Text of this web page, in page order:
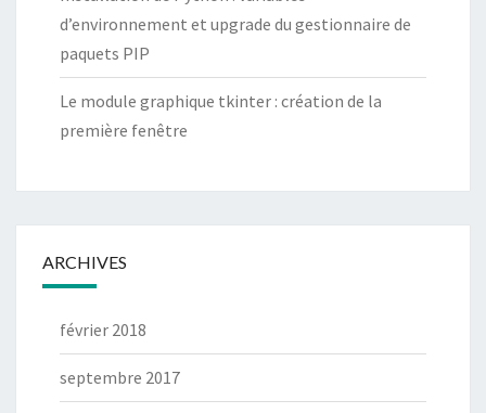
d’environnement et upgrade du gestionnaire de
paquets PIP
Le module graphique tkinter : création de la
première fenêtre
ARCHIVES
février 2018
septembre 2017